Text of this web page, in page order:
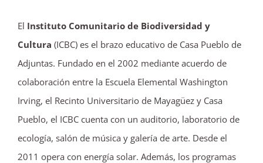
El Instituto Comunitario de Biodiversidad y
Cultura (ICBC) es el brazo educativo de Casa Pueblo de
Adjuntas. Fundado en el 2002 mediante acuerdo de
colaboración entre la Escuela Elemental Washington
Irving, el Recinto Universitario de Mayagüez y Casa
Pueblo, el ICBC cuenta con un auditorio, laboratorio de
ecología, salón de música y galería de arte. Desde el
2011 opera con energía solar. Además, los programas